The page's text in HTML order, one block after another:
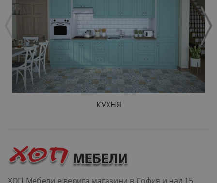
КУХНЯ
ХОП Мебели е верига магазини в София и над 15